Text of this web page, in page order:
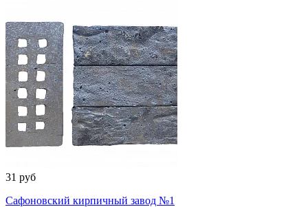
31 руб
Сафоновский кирпичный завод №1